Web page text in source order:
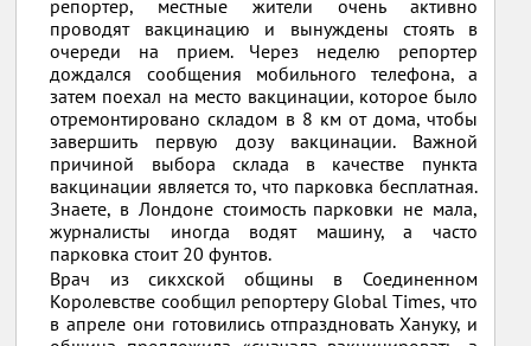
репортер, местные жители очень активно
проводят вакцинацию и вынуждены стоять в
очереди на прием. Через неделю репортер
дождался сообщения мобильного телефона, а
затем поехал на место вакцинации, которое было
отремонтировано складом в 8 км от дома, чтобы
завершить первую дозу вакцинации. Важной
причиной выбора склада в качестве пункта
вакцинации является то, что парковка бесплатная.
Знаете, в Лондоне стоимость парковки не мала,
журналисты иногда водят машину, а часто
парковка стоит 20 фунтов.
Врач из сикхской общины в Соединенном
Королевстве сообщил репортеру Global Times, что
в апреле они готовились отпраздновать Хануку, и